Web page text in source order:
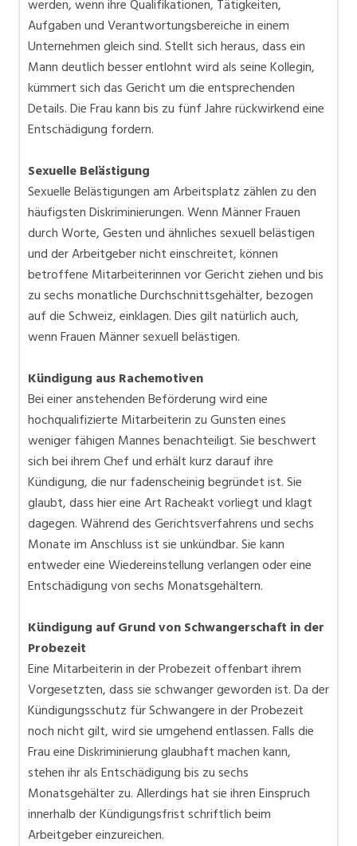
werden, wenn ihre Qualifikationen, Tätigkeiten,
Aufgaben und Verantwortungsbereiche in einem
Unternehmen gleich sind. Stellt sich heraus, dass ein
Mann deutlich besser entlohnt wird als seine Kollegin,
kümmert sich das Gericht um die entsprechenden
Details. Die Frau kann bis zu fünf Jahre rückwirkend eine
Entschädigung fordern.
Sexuelle Belästigung
Sexuelle Belästigungen am Arbeitsplatz zählen zu den
häufigsten Diskriminierungen. Wenn Männer Frauen
durch Worte, Gesten und ähnliches sexuell belästigen
und der Arbeitgeber nicht einschreitet, können
betroffene Mitarbeiterinnen vor Gericht ziehen und bis
zu sechs monatliche Durchschnittsgehälter, bezogen
auf die Schweiz, einklagen. Dies gilt natürlich auch,
wenn Frauen Männer sexuell belästigen.
Kündigung aus Rachemotiven
Bei einer anstehenden Beförderung wird eine
hochqualifizierte Mitarbeiterin zu Gunsten eines
weniger fähigen Mannes benachteiligt. Sie beschwert
sich bei ihrem Chef und erhält kurz darauf ihre
Kündigung, die nur fadenscheinig begründet ist. Sie
glaubt, dass hier eine Art Racheakt vorliegt und klagt
dagegen. Während des Gerichtsverfahrens und sechs
Monate im Anschluss ist sie unkündbar. Sie kann
entweder eine Wiedereinstellung verlangen oder eine
Entschädigung von sechs Monatsgehältern.
Kündigung auf Grund von Schwangerschaft in der
Probezeit
Eine Mitarbeiterin in der Probezeit offenbart ihrem
Vorgesetzten, dass sie schwanger geworden ist. Da der
Kündigungsschutz für Schwangere in der Probezeit
noch nicht gilt, wird sie umgehend entlassen. Falls die
Frau eine Diskriminierung glaubhaft machen kann,
stehen ihr als Entschädigung bis zu sechs
Monatsgehälter zu. Allerdings hat sie ihren Einspruch
innerhalb der Kündigungsfrist schriftlich beim
Arbeitgeber einzureichen.